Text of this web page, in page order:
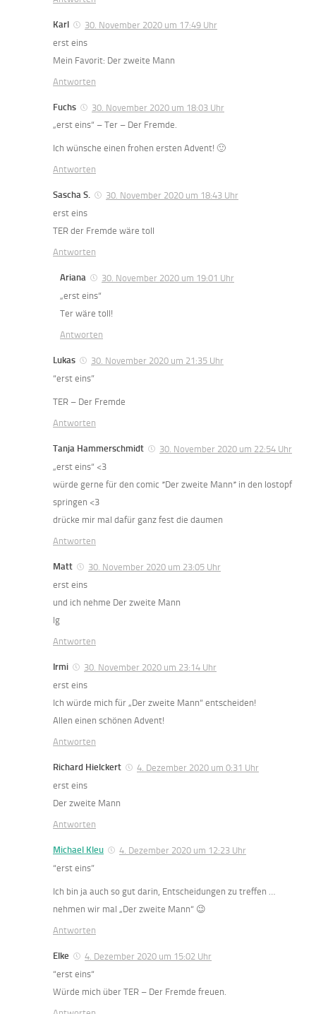
Karl
30. November 2020 um 17:49 Uhr
erst eins
Mein Favorit: Der zweite Mann
Antworten
Fuchs
30. November 2020 um 18:03 Uhr
„erst eins“ – Ter – Der Fremde.
Ich wünsche einen frohen ersten Advent! 🙂
Antworten
Sascha S.
30. November 2020 um 18:43 Uhr
erst eins
TER der Fremde wäre toll
Antworten
Ariana
30. November 2020 um 19:01 Uhr
„erst eins“
Ter wäre toll!
Antworten
Lukas
30. November 2020 um 21:35 Uhr
“erst eins”
TER – Der Fremde
Antworten
Tanja Hammerschmidt
30. November 2020 um 22:54 Uhr
„erst eins“ <3
würde gerne für den comic *Der zweite Mann* in den lostopf
springen <3
drücke mir mal dafür ganz fest die daumen
Antworten
Matt
30. November 2020 um 23:05 Uhr
erst eins
und ich nehme Der zweite Mann
lg
Antworten
Irmi
30. November 2020 um 23:14 Uhr
erst eins
Ich würde mich für „Der zweite Mann“ entscheiden!
Allen einen schönen Advent!
Antworten
Richard Hielckert
4. Dezember 2020 um 0:31 Uhr
erst eins
Der zweite Mann
Antworten
Michael Kleu
4. Dezember 2020 um 12:23 Uhr
“erst eins”
Ich bin ja auch so gut darin, Entscheidungen zu treffen …
nehmen wir mal „Der zweite Mann“ 😉
Antworten
Elke
4. Dezember 2020 um 15:02 Uhr
“erst eins“
Würde mich über TER – Der Fremde freuen.